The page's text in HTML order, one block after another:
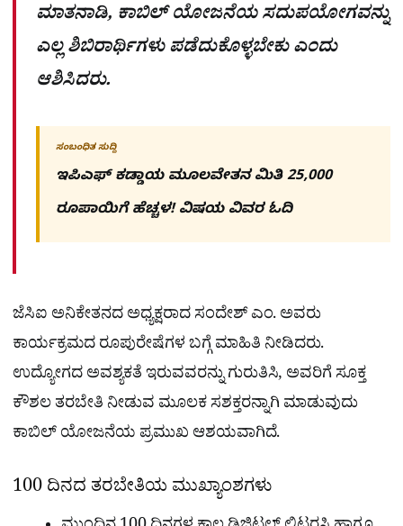
ಮಾತನಾಡಿ, ಕಾಬಿಲ್ ಯೋಜನೆಯ ಸದುಪಯೋಗವನ್ನು
ಎಲ್ಲ ಶಿಬಿರಾರ್ಥಿಗಳು ಪಡೆದುಕೊಳ್ಳಬೇಕು ಎಂದು
ಆಶಿಸಿದರು.
ಸಂಬಂಧಿತ ಸುದ್ದಿ
ಇಪಿಎಫ್ ಕಡ್ಡಾಯ ಮೂಲವೇತನ ಮಿತಿ 25,000
ರೂಪಾಯಿಗೆ ಹೆಚ್ಚಳ! ವಿಷಯ ವಿವರ ಓದಿ
ಜೆಸಿಐ ಅನಿಕೇತನದ ಅಧ್ಯಕ್ಷರಾದ ಸಂದೇಶ್ ಎಂ. ಅವರು
ಕಾರ್ಯಕ್ರಮದ ರೂಪುರೇಷೆಗಳ ಬಗ್ಗೆ ಮಾಹಿತಿ ನೀಡಿದರು.
ಉದ್ಯೋಗದ ಅವಶ್ಯಕತೆ ಇರುವವರನ್ನು ಗುರುತಿಸಿ, ಅವರಿಗೆ ಸೂಕ್ತ
ಕೌಶಲ ತರಬೇತಿ ನೀಡುವ ಮೂಲಕ ಸಶಕ್ತರನ್ನಾಗಿ ಮಾಡುವುದು
ಕಾಬಿಲ್ ಯೋಜನೆಯ ಪ್ರಮುಖ ಆಶಯವಾಗಿದೆ.
100 ದಿನದ ತರಬೇತಿಯ ಮುಖ್ಯಾಂಶಗಳು